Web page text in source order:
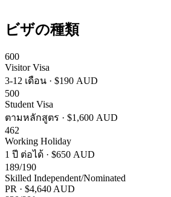
ビザの種類
600
Visitor Visa
3-12 เดือน · $190 AUD
500
Student Visa
ตามหลักสูตร · $1,600 AUD
462
Working Holiday
1 ปี ต่อได้ · $650 AUD
189/190
Skilled Independent/Nominated
PR · $4,640 AUD